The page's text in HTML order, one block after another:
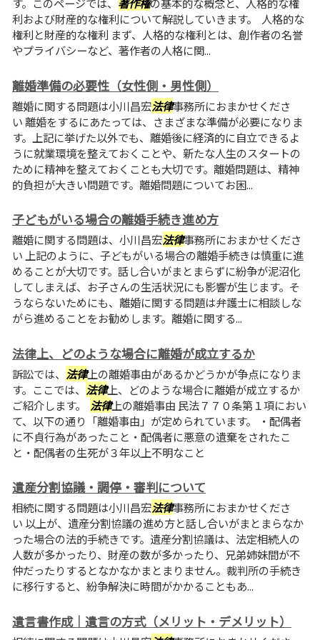
利および財産的な権利について解説していきます。 人格的な
権利と財産的な権利 まず、人格的な権利とは、創作者の名誉
やプライバシーなど、著作者の人格に関...
離婚準備の必要性（女性側・男性側）
離婚に関する問題は小川昌宏法律事務所におまかせくださ
い 離婚をするにあたっては、さまざまな準備が必要になりま
す。上記に挙げた以外でも、離婚後に経済的に自立できるよ
うに就業環境を整えておくことや、新たな人生のスタートの
ために精神を整えておくことも大切です。離婚問題は、精神
的負担が大きい問題です。離婚問題についてお困...
子どもがいる場合の離婚手続き進め方
離婚に関する問題は、小川昌宏法律事務所におまかせくださ
い 上記のように、子どもがいる場合の離婚手続きは慎重に進
めることが大切です。話し合いがまとまらずに紛争が泥沼化
してしまえば、お子さんの生活状況にも影響が生じます。そ
うならないためにも、離婚に関する問題は弁護士に相談しな
がら進めることをお勧めします。離婚に関する...
法律上、どのような場合に離婚が成立するか
訴訟では、 法律上の離婚事由があるかどうかが争点になりま
す。ここでは、 法律上、どのような場合に離婚が成立するか
ご紹介します。 法律上の離婚事由 民法７７０条第１項におい
て、以下の通り「離婚事由」が定められています。 ・配偶者
に不貞行為があったこと・配偶者に悪意の遺棄をされたこ
と・配偶者の生死が３年以上不明なこと
遺産分割協議・調停・審判について
相続に関する問題は小川昌宏法律事務所におまかせくださ
い 以上が、遺産分割協議の進め方と話し合いがまとまらなか
った場合の法的手続きです。遺産分割協議は、法定相続人の
人数が多かったり、財産の数が多かったり、兄弟姉妹間が不
仲だったりするとなかなかまとまりません。裁判所の手続き
に移行すると、紛争解決に時間がかかることもあ...
遺言書作成｜遺言の方式（メリット・デメリット）